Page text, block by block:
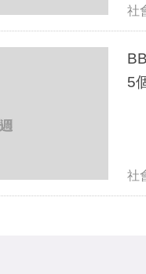
社
5
社